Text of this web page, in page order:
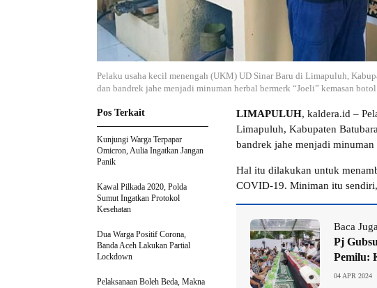
Pelaku usaha kecil menengah (UKM) UD Sinar Baru di Limapuluh,
dan bandrek jahe menjadi minuman herbal bermerk “Joeli” kemasan
LIMAPULUH, kaldera.id –
Limapuluh, Kabupaten
bandrek jahe menjadi
Hal itu dilakukan untuk
COVID-19. Miniman itu
Baca
Pj
Pemilu:
04 APR 2024
Pos Terkait
Kunjungi Warga Terpapar
Omicron, Aulia Ingatkan Jangan
Panik
Kawal Pilkada 2020, Polda
Sumut Ingatkan Protokol
Kesehatan
Dua Warga Positif Corona,
Banda Aceh Lakukan Partial
Lockdown
Pelaksanaan Boleh Beda, Makna